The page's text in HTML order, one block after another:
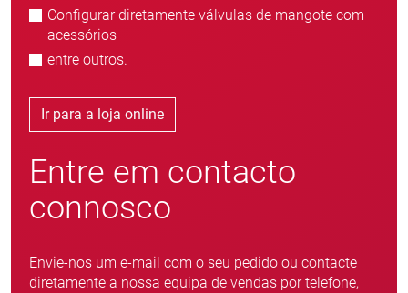
Configurar diretamente válvulas de mangote com
acessórios
entre outros.
Ir para a loja online
Entre em contacto
connosco
Envie-nos um e-mail com o seu pedido ou contacte
diretamente a nossa equipa de vendas por telefone,